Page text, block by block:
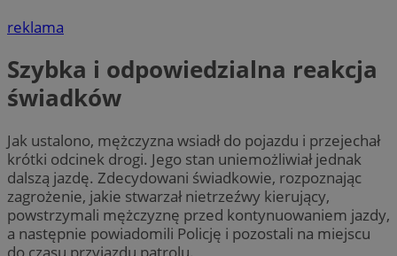
reklama
Szybka i odpowiedzialna reakcja
świadków
Jak ustalono, mężczyzna wsiadł do pojazdu i przejechał
krótki odcinek drogi. Jego stan uniemożliwiał jednak
dalszą jazdę. Zdecydowani świadkowie, rozpoznając
zagrożenie, jakie stwarzał nietrzeźwy kierujący,
powstrzymali mężczyznę przed kontynuowaniem jazdy,
a następnie powiadomili Policję i pozostali na miejscu
do czasu przyjazdu patrolu.